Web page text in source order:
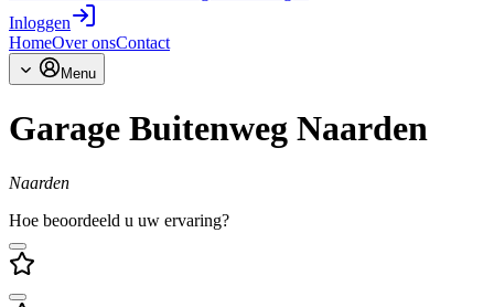
Inloggen
HomeOver onsContact
Menu
Garage Buitenweg Naarden
Naarden
Hoe beoordeeld u uw ervaring?